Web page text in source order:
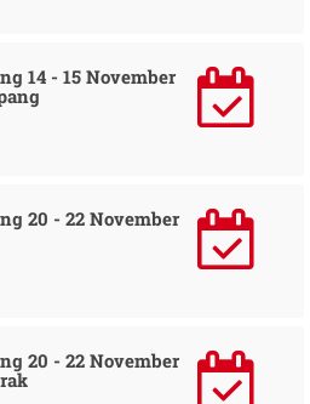
14 - 15 November
20 - 22 November
20 - 22 November